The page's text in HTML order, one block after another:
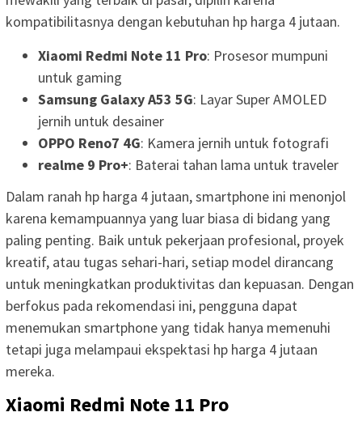
kompatibilitasnya dengan kebutuhan hp harga 4 jutaan.
Xiaomi Redmi Note 11 Pro: Prosesor mumpuni
untuk gaming
Samsung Galaxy A53 5G: Layar Super AMOLED
jernih untuk desainer
OPPO Reno7 4G: Kamera jernih untuk fotografi
realme 9 Pro+: Baterai tahan lama untuk traveler
Dalam ranah hp harga 4 jutaan, smartphone ini menonjol
karena kemampuannya yang luar biasa di bidang yang
paling penting. Baik untuk pekerjaan profesional, proyek
kreatif, atau tugas sehari-hari, setiap model dirancang
untuk meningkatkan produktivitas dan kepuasan. Dengan
berfokus pada rekomendasi ini, pengguna dapat
menemukan smartphone yang tidak hanya memenuhi
tetapi juga melampaui ekspektasi hp harga 4 jutaan
mereka.
Xiaomi Redmi Note 11 Pro